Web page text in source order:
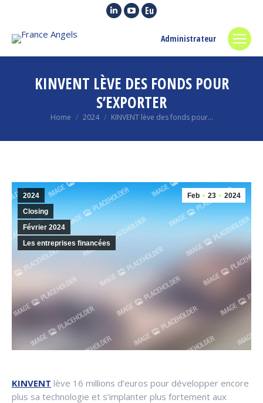
Linkedin
in
window
YouTube
in
window
Euroquity
opens
in
window
Administrateur
KINVENT LÈVE DES FONDS POUR
S’EXPORTER
You are here:
Home 2024 KINVENT lève des fonds pour…
Feb 23 2024
2024
Closing
Février 2024
Les entreprises financées
KINVENT lève 16 millions d’euros pour développer encore
plus sa technologie et s’implanter plus fortement aux